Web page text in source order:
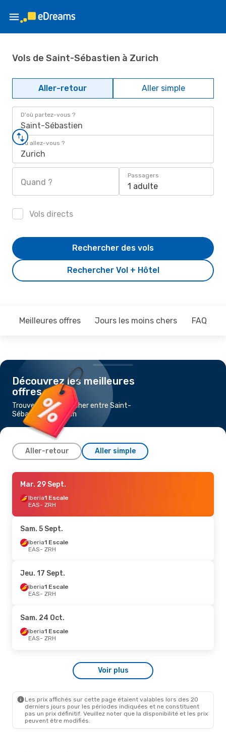
Vols de Saint-Sébastien à Zurich
Aller-retour Aller simple
D'où partez-vous ?
Saint-Sébastien
Où allez-vous ?
Zurich
Quand ?
Passagers
1 adulte
Vols directs
Rechercher Vol + Hôtel
Rechercher des vols
Meilleures offres Jours les moins chers FAQ
Découvrez les meilleures
offres
Trouvez un vol pas cher entre Saint-
Sébastien et Zurich
Aller-retour Aller simple
Ven. 23 Oct.- Ven. 23 Oct.
Iberia1 Escale
EAS- ZRH
ZRH- EAS
Mar. 29 Sept.
Iberia1 Escale
EAS- ZRH
Sam. 5 Sept.
Iberia1 Escale
EAS- ZRH
Jeu. 17 Sept.
Iberia1 Escale
EAS- ZRH
Sam. 24 Oct.
Iberia1 Escale
EAS- ZRH
Voir plus
Les prix affichés sur cette page étaient valables lors des 20
derniers jours pour les périodes indiquées et ne constituent
pas un prix définitif. Veuillez noter que la disponibilité et les prix
peuvent être modifiés.